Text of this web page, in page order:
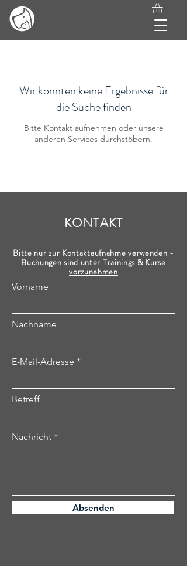
Wir konnten keine Ergebnisse für
die Suche finden
Bitte Kontakt aufnehmen oder unsere
anderen Services durchstöbern.
KONTAKT
Bitte nur zur Kontaktaufnahme verwenden -
Buchungen sind unter Trainings & Kurse
vorzunehmen
Vorname
Nachname
E-Mail-Adresse
Betreff
Nachricht
Absenden